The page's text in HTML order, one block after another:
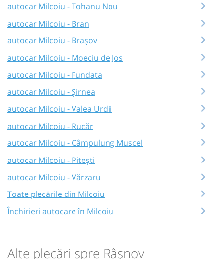
autocar Milcoiu - Tohanu Nou
autocar Milcoiu - Bran
autocar Milcoiu - Brașov
autocar Milcoiu - Moeciu de Jos
autocar Milcoiu - Fundata
autocar Milcoiu - Șirnea
autocar Milcoiu - Valea Urdii
autocar Milcoiu - Rucăr
autocar Milcoiu - Câmpulung Muscel
autocar Milcoiu - Pitești
autocar Milcoiu - Vărzaru
Toate plecările din Milcoiu
Închirieri autocare în Milcoiu
Alte plecări spre Râşnov